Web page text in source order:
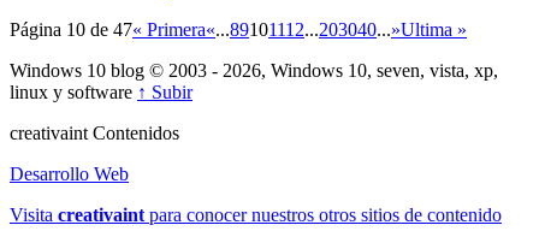
Página 10 de 47« Primera«...89101112...203040...»Ultima »
Windows 10 blog © 2003 - 2026, Windows 10, seven, vista, xp,
linux y software ↑ Subir
creativaint Contenidos
Desarrollo Web
Visita creativaint para conocer nuestros otros sitios de contenido